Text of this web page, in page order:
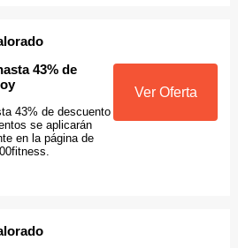
43% de
43% de descuento
se aplicarán
en la página de
Ver Oferta